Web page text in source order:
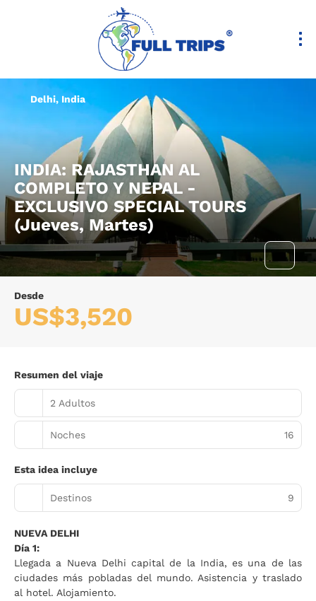
INDIA: RAJASTHAN AL
COMPLETO Y NEPAL -
EXCLUSIVO SPECIAL TOURS
(Jueves, Martes)
Delhi, India
Desde
US$3,520
Resumen del viaje
2 Adultos
Noches 16
Esta idea incluye
Destinos 9
NUEVA DELHI
Día 1:
Llegada a Nueva Delhi capital de la India, es una de las
ciudades más pobladas del mundo. Asistencia y traslado
al hotel. Alojamiento.